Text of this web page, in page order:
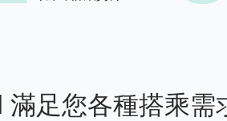
足您各種搭乘需